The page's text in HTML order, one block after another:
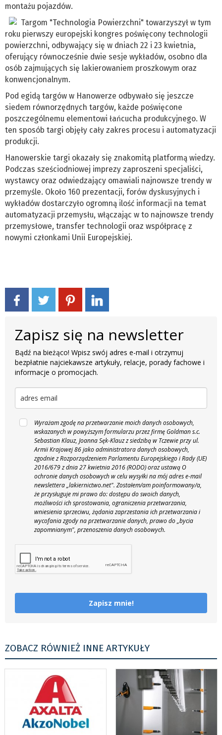
montażu pojazdów.
Targom "Technologia Powierzchni" towarzyszył w tym
roku pierwszy europejski kongres poświęcony technologii
powierzchni, odbywający się w dniach 22 i 23 kwietnia,
oferujący równocześnie dwie sesje wykładów, osobno dla
osób zajmujących się lakierowaniem proszkowym oraz
konwencjonalnym.
Pod egidą targów w Hanowerze odbywało się jeszcze
siedem równorzędnych targów, każde poświęcone
poszczególnemu elementowi łańcucha produkcyjnego. W
ten sposób targi objęły cały zakres procesu i automatyzacji
produkcji.
Hanowerskie targi okazały się znakomitą platformą wiedzy.
Podczas sześciodniowej imprezy zaproszeni specjaliści,
wystawcy oraz odwiedzający omawiali najnowsze trendy w
przemyśle. Około 160 prezentacji, forów dyskusyjnych i
wykładów dostarczyło ogromną ilość informacji na temat
automatyzacji przemysłu, włączając w to najnowsze trendy
przemysłowe, transfer technologii oraz współpracę z
nowymi członkami Unii Europejskiej.
Zapisz się na newsletter
Bądź na bieżąco! Wpisz swój adres e-mail i otrzymuj
bezpłatnie najciekawsze artykuły, relacje, porady fachowe i
informacje o promocjach.
Wyrażam zgodę na przetwarzanie moich danych osobowych,
wskazanych w powyższym formularzu przez firmę Goldman s.c.
Sebastian Klauz, Joanna Sęk-Klauz z siedzibą w Tczewie przy ul.
Armii Krajowej 86 jako administratora danych osobowych,
zgodnie z Rozporządzeniem Parlamentu Europejskiego i Rady (UE)
2016/679 z dnia 27 kwietnia 2016 (RODO) oraz ustawą O
ochronie danych osobowych w celu wysyłki na mój adres e-mail
newslettera „lakiernictwo.net". Zostałem/am poinformowany/a,
że przysługuje mi prawo do: dostępu do swoich danych,
możliwości ich sprostowania, ograniczenia przetwarzania,
wniesienia sprzeciwu, żądania zaprzestania ich przetwarzania i
wycofania zgody na przetwarzanie danych, prawo do „bycia
zapomnianym", przenoszenia danych osobowych.
Zapisz mnie!
ZOBACZ RÓWNIEŻ INNE ARTYKUŁY